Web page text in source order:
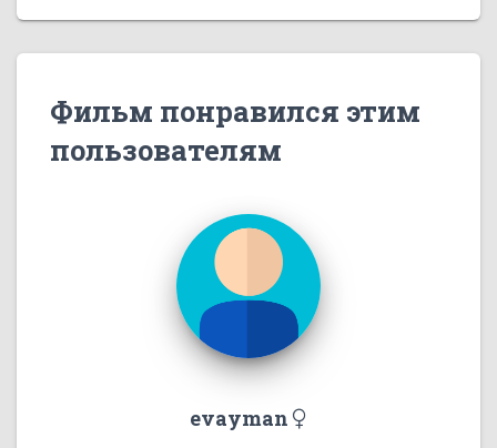
Фильм понравился этим
пользователям
evayman